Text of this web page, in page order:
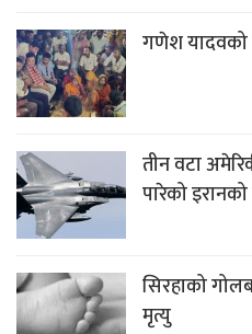
गणेश यादवको
तीन वटा
पारेको इरानको
सिरहाको
मृत्यु